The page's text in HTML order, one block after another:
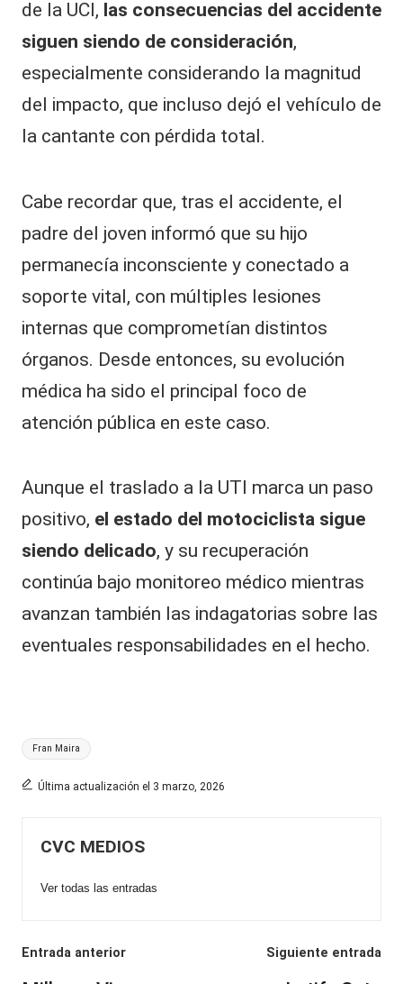
de la UCI, las consecuencias del accidente
siguen siendo de consideración,
especialmente considerando la magnitud
del impacto, que incluso dejó el vehículo de
la cantante con pérdida total.
Cabe recordar que, tras el accidente, el
padre del joven informó que su hijo
permanecía inconsciente y conectado a
soporte vital, con múltiples lesiones
internas que comprometían distintos
órganos. Desde entonces, su evolución
médica ha sido el principal foco de
atención pública en este caso.
Aunque el traslado a la UTI marca un paso
positivo, el estado del motociclista sigue
siendo delicado, y su recuperación
continúa bajo monitoreo médico mientras
avanzan también las indagatorias sobre las
eventuales responsabilidades en el hecho.
Etiquetas:
Fran Maira
Última actualización el 3 marzo, 2026
CVC MEDIOS
Ver todas las entradas
Navegación
Entrada anterior Siguiente entrada